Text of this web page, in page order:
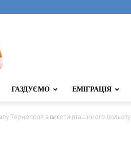
ГАЗДУЄМО ЕМІГРАЦІЯ
Тернополя з висоти пташиного польоту